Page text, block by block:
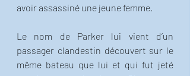
avoir assassiné une jeune femme.
Le nom de Parker lui vient d’un
passager clandestin découvert sur le
même bateau que lui et qui fut jeté